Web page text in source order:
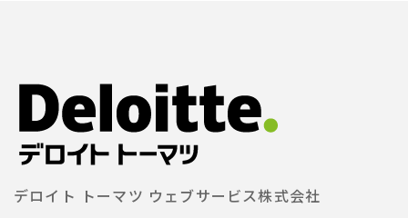
デロイト トーマツ ウェブサービス株式会社